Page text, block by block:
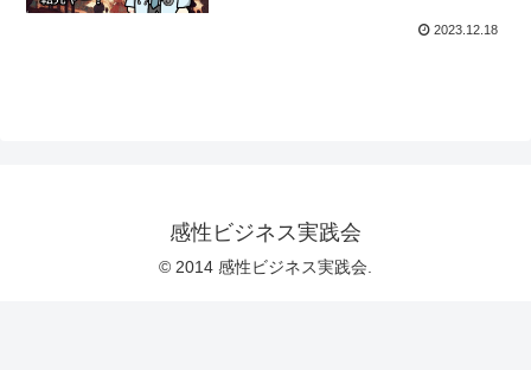
2023.12.18
感性ビジネス実践会
© 2014 感性ビジネス実践会.